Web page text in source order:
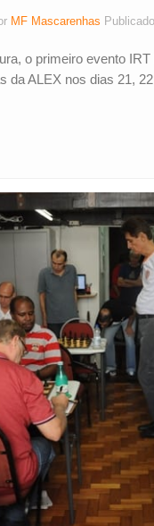
MF Mascarenhas
o primeiro evento
da ALEX nos dias 21,